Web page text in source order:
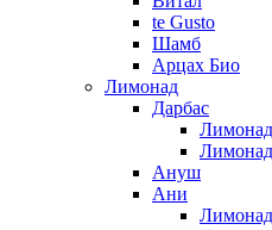
te Gusto
Шамб
Арцах Био
Лимонад
Дарбас
Ануш
Ани